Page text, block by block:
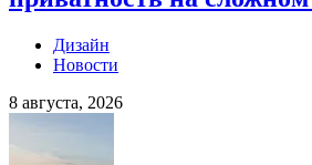
Дизайн
Новости
8 августа, 2026